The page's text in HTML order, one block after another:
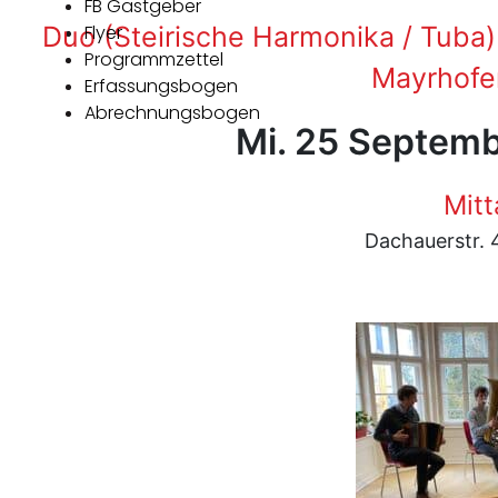
FB Gastgeber
Flyer
Programmzettel
Erfassungsbogen
Abrechnungsbogen
Duo (Steirische Harmonika /
Mi. 25
Dachauerstr.